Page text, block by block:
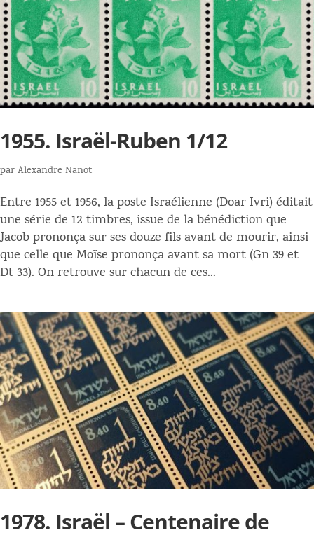
1955. Israël-Ruben 1/12
parAlexandre Nanot
Entre 1955 et 1956, la poste Israélienne (Doar Ivri) éditait
une série de 12 timbres, issue de la bénédiction que
Jacob prononça sur ses douze fils avant de mourir, ainsi
que celle que Moïse prononça avant sa mort (Gn 39 et
Dt 33). On retrouve sur chacun de ces...
1978. Israël – Centenaire de